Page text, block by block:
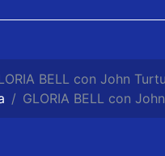
BELL con John
GLORIA BELL con